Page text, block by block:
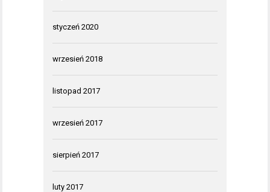
styczeń 2020
wrzesień 2018
listopad 2017
wrzesień 2017
sierpień 2017
luty 2017